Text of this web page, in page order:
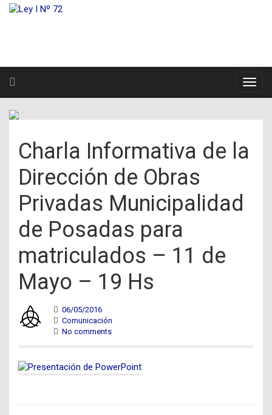
Charla Informativa de la
Dirección de Obras
Privadas Municipalidad
de Posadas para
matriculados – 11 de
Mayo – 19 Hs
06/05/2016
Comunicación
No comments